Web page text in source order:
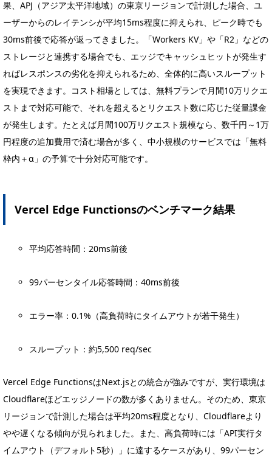
果、APJ（アジア太平洋地域）の東京リージョンで計測した場合、ユ
ーザーからのレイテンシが平均15ms程度に抑えられ、ピーク時でも
30ms前後で応答が返ってきました。「Workers KV」や「R2」などの
ストレージと連携する場合でも、エッジでキャッシュヒットが発生す
ればレスポンスの劣化を抑えられるため、全体的に高いスループット
を実現できます。コスト相場としては、無料プランで月間10万リクエ
ストまで対応可能で、それを超えるとリクエスト数に応じた従量課金
が発生します。たとえば月間100万リクエスト規模なら、数千円～1万
円程度の追加費用で済む場合が多く、中小規模のサービスでは「無料
枠内＋α」の予算で十分対応可能です。
Vercel Edge Functionsのベンチマーク結果
平均応答時間：20ms前後
99パーセンタイル応答時間：40ms前後
エラー率：0.1%（高負荷時にタイムアウトが若干発生）
スループット：約5,500 req/sec
Vercel Edge FunctionsはNext.jsとの統合が強みですが、実行環境は
Cloudflareほどエッジノードの数が多くありません。そのため、東京
リージョンで計測した場合は平均20ms程度となり、Cloudflareより
やや遅くなる傾向が見られました。また、高負荷時には「API実行タ
イムアウト（デフォルト5秒）」に達するケースがあり、99パーセン